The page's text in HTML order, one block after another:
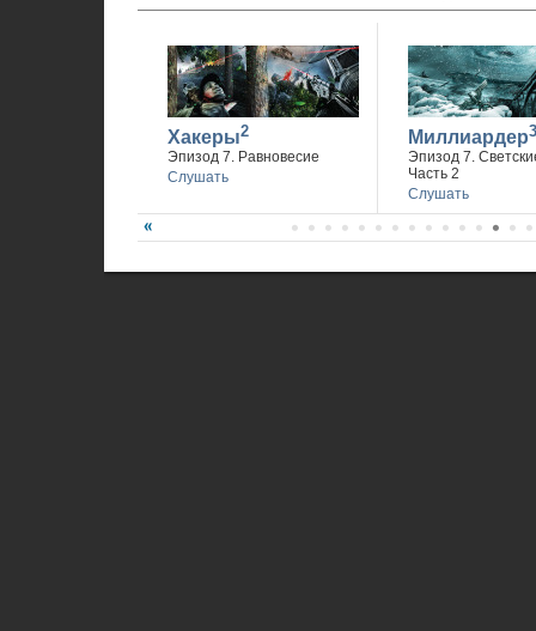
Хакеры2
Эпизод 7. Равновесие
Слушать
Миллиардер3
Эпизод 7.
Часть 2
Слушать